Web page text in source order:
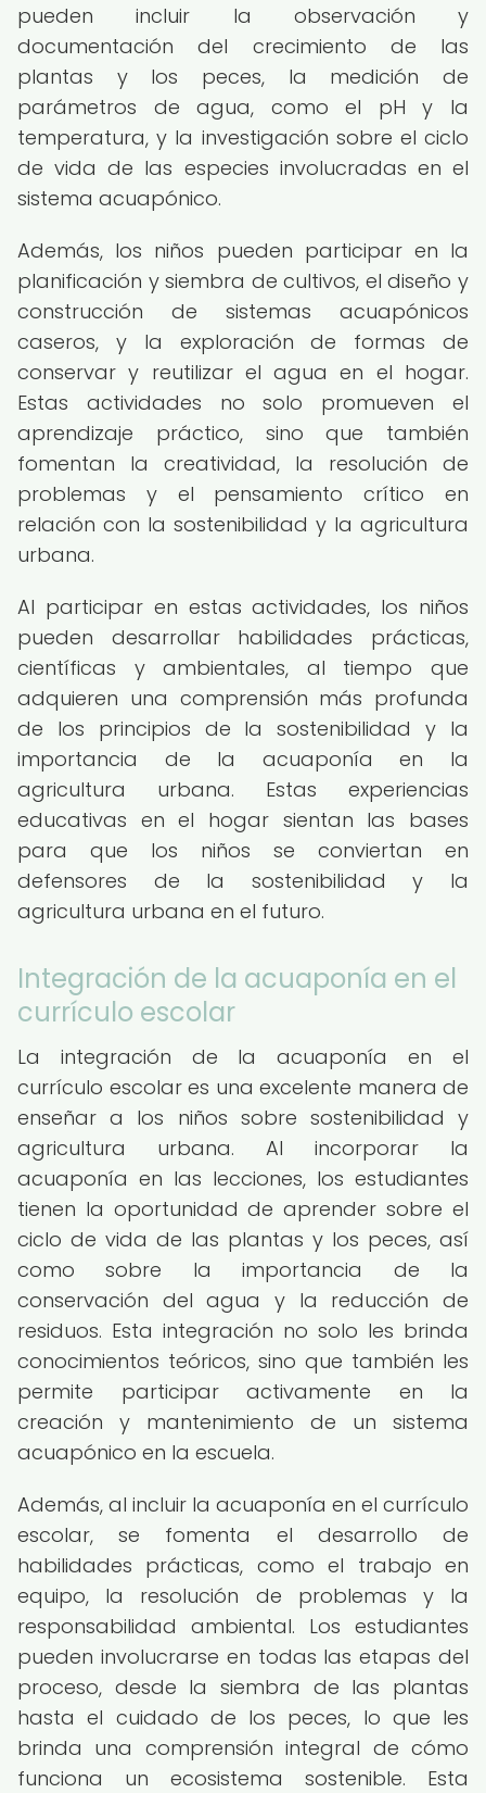
pueden incluir la observación y
documentación del crecimiento de las
plantas y los peces, la medición de
parámetros de agua, como el pH y la
temperatura, y la investigación sobre el ciclo
de vida de las especies involucradas en el
sistema acuapónico.
Además, los niños pueden participar en la
planificación y siembra de cultivos, el diseño y
construcción de sistemas acuapónicos
caseros, y la exploración de formas de
conservar y reutilizar el agua en el hogar.
Estas actividades no solo promueven el
aprendizaje práctico, sino que también
fomentan la creatividad, la resolución de
problemas y el pensamiento crítico en
relación con la sostenibilidad y la agricultura
urbana.
Al participar en estas actividades, los niños
pueden desarrollar habilidades prácticas,
científicas y ambientales, al tiempo que
adquieren una comprensión más profunda
de los principios de la sostenibilidad y la
importancia de la acuaponía en la
agricultura urbana. Estas experiencias
educativas en el hogar sientan las bases
para que los niños se conviertan en
defensores de la sostenibilidad y la
agricultura urbana en el futuro.
Integración de la acuaponía en el
currículo escolar
La integración de la acuaponía en el
currículo escolar es una excelente manera de
enseñar a los niños sobre sostenibilidad y
agricultura urbana. Al incorporar la
acuaponía en las lecciones, los estudiantes
tienen la oportunidad de aprender sobre el
ciclo de vida de las plantas y los peces, así
como sobre la importancia de la
conservación del agua y la reducción de
residuos. Esta integración no solo les brinda
conocimientos teóricos, sino que también les
permite participar activamente en la
creación y mantenimiento de un sistema
acuapónico en la escuela.
Además, al incluir la acuaponía en el currículo
escolar, se fomenta el desarrollo de
habilidades prácticas, como el trabajo en
equipo, la resolución de problemas y la
responsabilidad ambiental. Los estudiantes
pueden involucrarse en todas las etapas del
proceso, desde la siembra de las plantas
hasta el cuidado de los peces, lo que les
brinda una comprensión integral de cómo
funciona un ecosistema sostenible. Esta